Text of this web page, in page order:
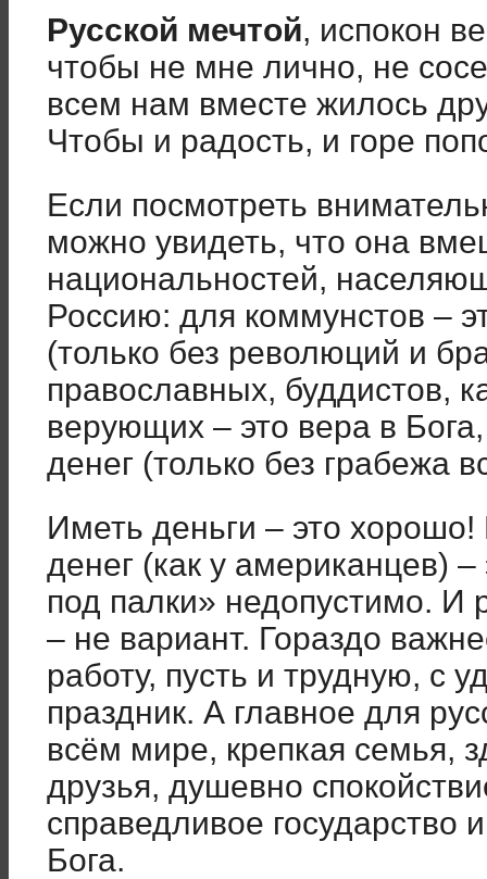
Русской мечтой, испокон
чтобы не мне лично, не
всем нам вместе жилось
Чтобы и радость, и горе
Если посмотреть
можно увидеть, что она
национальностей,
Россию: для коммунстов –
(только без революций и
православных, буддистов,
верующих – это вера в
денег (только без грабежа
Иметь деньги – это
денег (как у американцев)
под палки» недопустимо. И
– не вариант. Гораздо
работу, пусть и трудную, с
праздник. А главное для
всём мире, крепкая семья,
друзья, душевно
справедливое государство
Бога.